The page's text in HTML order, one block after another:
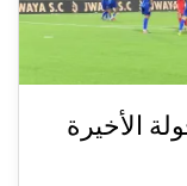
الأخيرة